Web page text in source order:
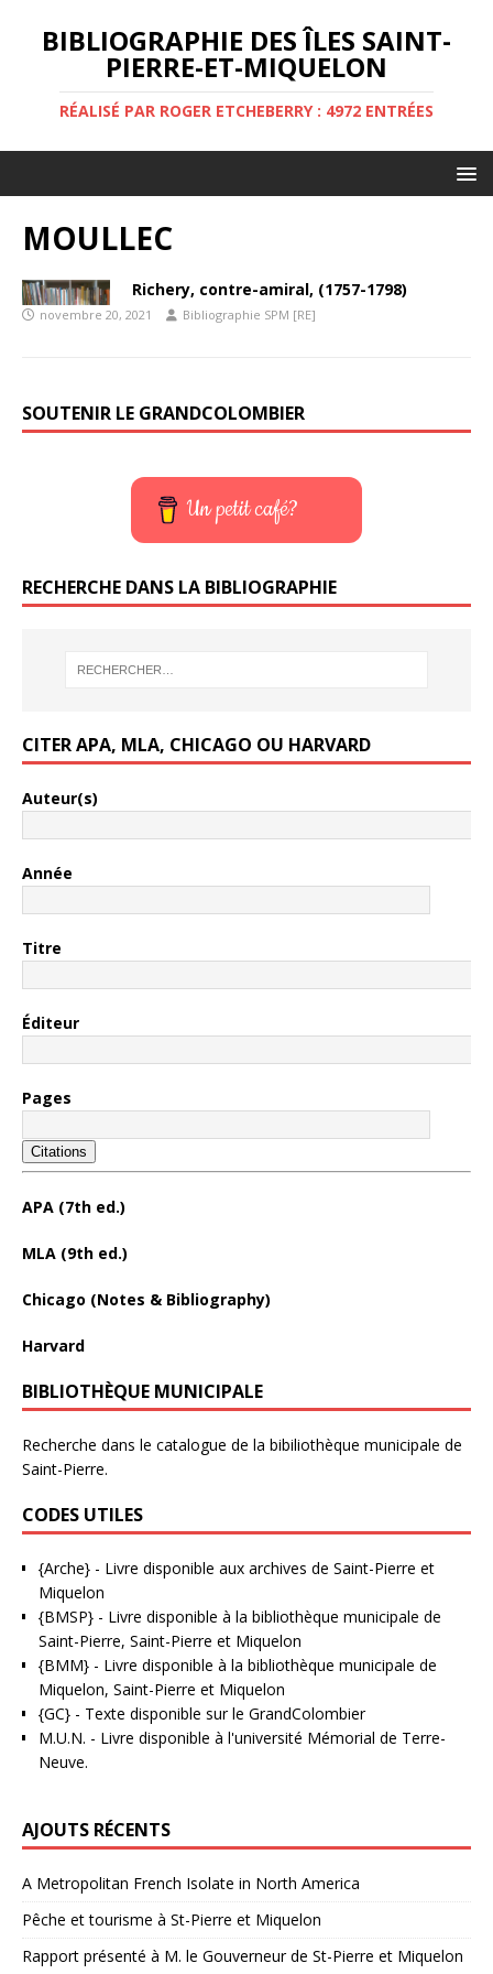
BIBLIOGRAPHIE DES ÎLES SAINT-
PIERRE-ET-MIQUELON
RÉALISÉ PAR ROGER ETCHEBERRY : 4972 ENTRÉES
MOULLEC
Richery, contre-amiral, (1757-1798)
novembre 20, 2021 Bibliographie SPM [RE]
SOUTENIR LE GRANDCOLOMBIER
Un petit café?
RECHERCHE DANS LA BIBLIOGRAPHIE
CITER APA, MLA, CHICAGO OU HARVARD
Auteur(s)
Année
Titre
Éditeur
Pages
Citations
APA (7th ed.)
MLA (9th ed.)
Chicago (Notes & Bibliography)
Harvard
BIBLIOTHÈQUE MUNICIPALE
Recherche dans le catalogue de la bibiliothèque municipale de
Saint-Pierre.
CODES UTILES
{Arche} - Livre disponible aux archives de Saint-Pierre et
Miquelon
{BMSP} - Livre disponible à la bibliothèque municipale de
Saint-Pierre, Saint-Pierre et Miquelon
{BMM} - Livre disponible à la bibliothèque municipale de
Miquelon, Saint-Pierre et Miquelon
{GC} - Texte disponible sur le GrandColombier
M.U.N. - Livre disponible à l'université Mémorial de Terre-
Neuve.
AJOUTS RÉCENTS
A Metropolitan French Isolate in North America
Pêche et tourisme à St-Pierre et Miquelon
Rapport présenté à M. le Gouverneur de St-Pierre et Miquelon